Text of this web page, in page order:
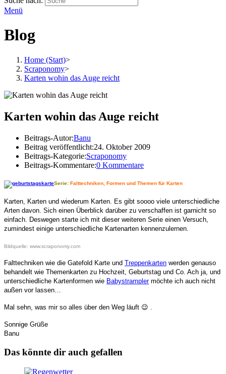
Menü
Blog
Home (Start)>
Scraponomy>
Karten wohin das Auge reicht
Karten wohin das Auge reicht
Beitrags-Autor:Banu
Beitrag veröffentlicht:24. Oktober 2009
Beitrags-Kategorie:Scraponomy
Beitrags-Kommentare:0 Kommentare
Serie: Falttechniken, Formen und Themen für Karten
Karten, Karten und wiederum Karten. Es gibt soooo viele unterschiedliche
Arten davon. Sich einen Überblick darüber zu verschaffen ist garnicht so
einfach. Deswegen starte ich mit dieser weiteren Serie einen Versuch,
zumindest einige unterschiedliche Kartenarten kennenzulernen.
Bildquelle: www.scraponomy.com
Falttechniken wie die Gatefold Karte und Treppenkarten werden genauso
behandelt wie Themenkarten zu Hochzeit, Geburtstag und Co. Ach ja, und
unterschiedliche Kartenformen wie Babystramplermöchte ich auch nicht
außen vor lassen…
Mal sehn, was mir so alles über den Weg läuft 😉 .
Sonnige Grüße
Banu
Das könnte dir auch gefallen